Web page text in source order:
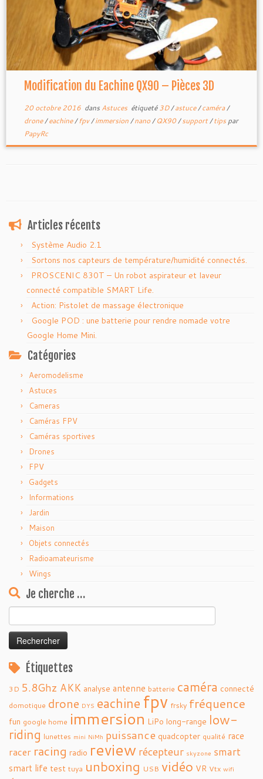
Modification du Eachine QX90 – Pièces 3D
20 octobre 2016dans Astuces étiqueté3D/astuce/caméra/
drone/eachine/fpv/immersion/nano/QX90/support/tips par
PapyRc
Articles récents
Système Audio 2.1
Sortons nos capteurs de température/humidité connectés.
PROSCENIC 830T – Un robot aspirateur et laveur
connecté compatible SMART Life.
Action: Pistolet de massage électronique
Google POD : une batterie pour rendre nomade votre
Google Home Mini.
Catégories
Aeromodelisme
Astuces
Cameras
Caméras FPV
Caméras sportives
Drones
FPV
Gadgets
Informations
Jardin
Maison
Objets connectés
Radioamateurisme
Wings
Je cherche …
Étiquettes
3D 5.8Ghz AKK analyse antenne batterie caméra connecté
domotique drone DYS eachine fpv frsky fréquence
fun google home immersion LiPo long-range low-
riding lunettes mini NiMh puissance quadcopter qualité race
racer racing radio reviewrécepteur skyzone smart
smart life test tuya unboxing USB vidéo VR Vtx wifi